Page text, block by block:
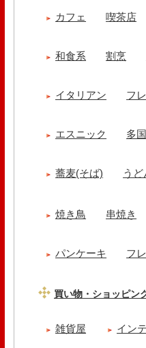
カフェ 喫茶店
和食系 割烹
イタリアン フ
エスニック 多
蕎麦(そば) うど
焼き鳥 串焼き
パンケーキ フ
買い物・ショッピン
雑貨屋 イン